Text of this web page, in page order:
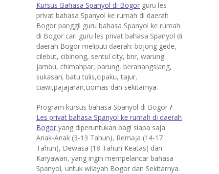
Kursus Bahasa Spanyol di Bogor guru les
privat bahasa Spanyol ke rumah di daerah
Bogor panggil guru bahasa Spanyol ke rumah
di Bogor cari guru les privat bahasa Spanyol di
daerah Bogor meliputi daerah: bojong gede,
cilebut, cibinong, sentul city, bnr, warung
jambu, chimahpar, parung, beranangsiang,
sukasari, batu tulis,cipaku, tajur,
ciawi,pajajaran,ciomas dan sekitarnya.
Program kursus bahasa Spanyol di Bogor /
Les privat bahasa Spanyol ke rumah di daerah
Bogor yang diperuntukan bagi siapa saja
Anak-Anak (3-13 Tahun), Remaja (14-17
Tahun), Dewasa (18 Tahun Keatas) dan
Karyawan, yang ingin mempelancar bahasa
Spanyol, untuk wilayah Bogor dan Sekitarnya.